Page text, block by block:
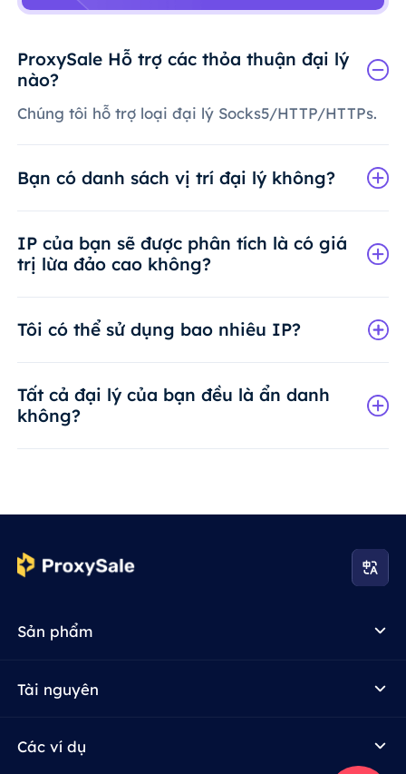
ProxySale Hỗ trợ các thỏa thuận đại lý
nào?
Chúng tôi hỗ trợ loại đại lý Socks5/HTTP/HTTPs.
Bạn có danh sách vị trí đại lý không?
IP của bạn sẽ được phân tích là có giá
trị lừa đảo cao không?
Tôi có thể sử dụng bao nhiêu IP?
Tất cả đại lý của bạn đều là ẩn danh
không?
Sản phẩm
Tài nguyên
Các ví dụ